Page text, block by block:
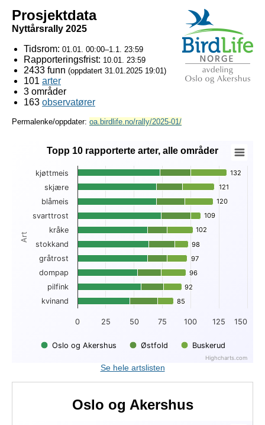
Prosjektdata
Nyttårsrally 2025
Tidsrom: 01.01. 00:00–1.1. 23:59
Rapporteringsfrist: 10.01. 23:59
2433 funn (oppdatert 31.01.2025 19:01)
101 arter
3 områder
163 observatører
Permalenke/oppdater: oa.birdlife.no/rally/2025-01/
Topp 10 rapporterte arter, alle områder
Bar chart with 3 data series.
View as data table, Topp 10 rapporterte arter, alle områder
The chart has 1 X axis displaying Art.
The chart has 1 Y axis displaying . Data ranges from 46 to
Art
Topp 10 rapporterte arter, alle områder
132
132
121
121
120
120
109
109
102
102
98
98
97
97
96
96
92
92
85
85
Oslo og Akershus Østfold Buskerud
0 25 50 75 100 125 150
kjøttmeis
skjære
blåmeis
svarttrost
kråke
stokkand
gråtrost
dompap
pilfink
kvinand
Highcharts.com
End of interactive chart.Se hele artslisten
Oslo og Akershus